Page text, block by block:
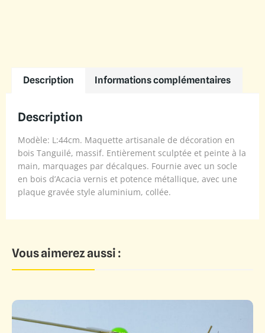
Description Informations complémentaires
Description
Modèle: L:44cm. Maquette artisanale de décoration en
bois Tanguilé, massif. Entièrement sculptée et peinte à la
main, marquages par décalques. Fournie avec un socle
en bois d’Acacia vernis et potence métallique, avec une
plaque gravée style aluminium, collée.
Vous aimerez aussi :